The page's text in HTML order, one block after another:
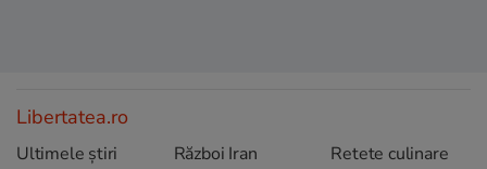
Libertatea.ro
Ultimele știri
Război Iran
Retete culinare